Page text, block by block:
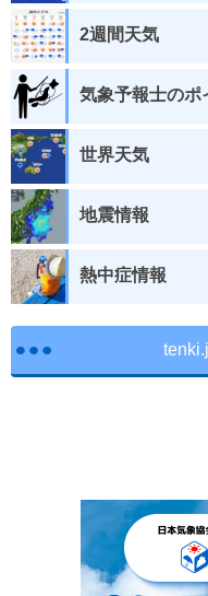
2週間天気
気象予報士のポ
世界天気
地震情報
熱中症情報